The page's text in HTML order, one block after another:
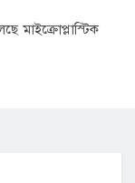
মাইক্রোপ্লাস্টিক